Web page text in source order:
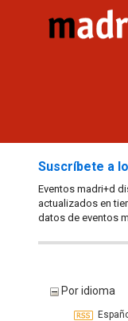
Suscríbete a
Eventos madri+d
actualizados en
datos de eventos
Por idioma